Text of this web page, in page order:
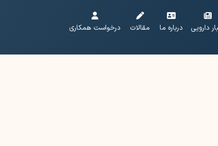
دارویی درباره ما مقالات درخواست همکاری